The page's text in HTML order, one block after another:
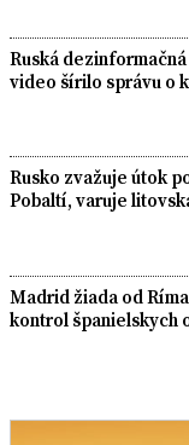
Ruská
video šírilo správu o
Rusko zvažuje útok
Pobaltí, varuje
Madrid žiada od
kontrol španielskych